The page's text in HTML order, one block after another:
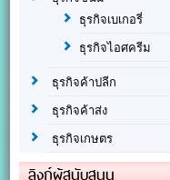
ธุรกิจเบเกอรี่
ธุรกิจไอศครีม
ธุรกิจค้าปลีก
ธุรกิจค้าส่ง
ธุรกิจเกษตร
ลิงก์ผู้สนับสนุน